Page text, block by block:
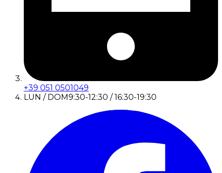
+39 051 0501049
LUN / DOM9:30-12:30 / 16:30-19:30